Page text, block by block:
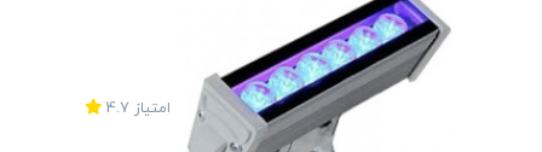
امتیاز 4.7